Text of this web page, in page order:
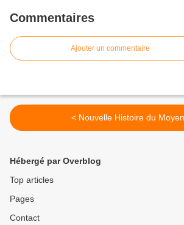
Commentaires
Ajouter un commentaire
< Nouvelle Histoire du
Hébergé par Overblog
Top articles
Pages
Contact